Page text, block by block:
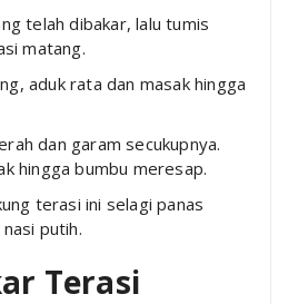
telah dibakar, lalu tumis
matang.
aduk rata dan masak hingga
dan garam secukupnya.
hingga bumbu meresap.
terasi ini selagi panas
putih.
Terasi